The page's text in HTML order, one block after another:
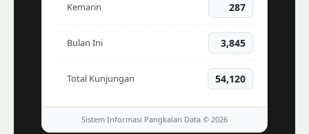
Kemarin 287
Bulan Ini 3,845
Total Kunjungan 54,120
Sistem Informasi Pangkalan Data © 2026